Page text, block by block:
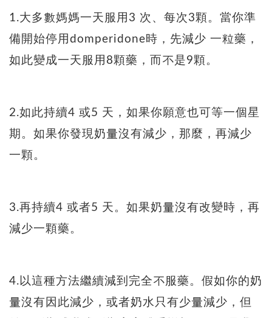
1.大多數媽媽一天服用3 次、每次3顆。當你準
備開始停用domperidone時，先減少 一粒藥，
如此變成一天服用8顆藥，而不是9顆。
2.如此持續4 或5 天，如果你願意也可等一個星
期。如果你發現奶量沒有減少，那麼，再減少
一顆。
3.再持續4 或者5 天。如果奶量沒有改變時，再
減少一顆藥。
4.以這種方法繼續減到完全不服藥。假如你的奶
量沒有因此減少，或者奶水只有少量減少，但